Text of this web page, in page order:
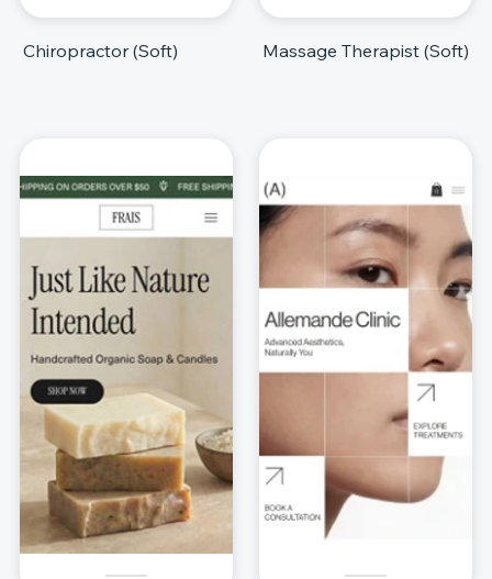
Chiropractor (Soft) Massage Therapist (Soft)